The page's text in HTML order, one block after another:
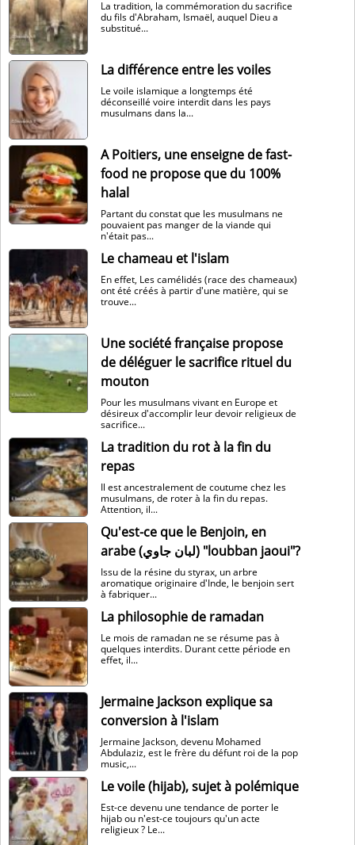
La tradition, la commémoration du sacrifice
du fils d'Abraham, Ismaël, auquel Dieu a
substitué...
La différence entre les voiles
Le voile islamique a longtemps été
déconseillé voire interdit dans les pays
musulmans dans la...
A Poitiers, une enseigne de fast-
food ne propose que du 100%
halal
Partant du constat que les musulmans ne
pouvaient pas manger de la viande qui
n'était pas...
Le chameau et l'islam
En effet, Les camélidés (race des chameaux)
ont été créés à partir d'une matière, qui se
trouve...
Une société française propose
de déléguer le sacrifice rituel du
mouton
Pour les musulmans vivant en Europe et
désireux d'accomplir leur devoir religieux de
sacrifice...
La tradition du rot à la fin du
repas
Il est ancestralement de coutume chez les
musulmans, de roter à la fin du repas.
Attention, il...
Qu'est-ce que le Benjoin, en
arabe (لبان جاوي) "loubban jaoui"?
Issu de la résine du styrax, un arbre
aromatique originaire d'Inde, le benjoin sert
à fabriquer...
La philosophie de ramadan
Le mois de ramadan ne se résume pas à
quelques interdits. Durant cette période en
effet, il...
Jermaine Jackson explique sa
conversion à l'islam
Jermaine Jackson, devenu Mohamed
Abdulaziz, est le frère du défunt roi de la pop
music,...
Le voile (hijab), sujet à polémique
Est-ce devenu une tendance de porter le
hijab ou n'est-ce toujours qu'un acte
religieux ? Le...